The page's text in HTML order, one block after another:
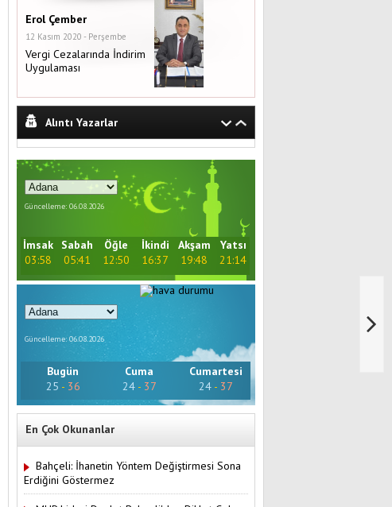
Erol Çember
12 Kasım 2020 - Perşembe
Vergi Cezalarında İndirim
Uygulaması
Alıntı Yazarlar
Güncelleme: 06.08.2026
İmsak
03:58
Sabah
05:41
Öğle
12:50
İkindi
16:37
Akşam
19:48
Yatsı
21:14
Güncelleme: 06.08.2026
Bugün
25 - 36
Cuma
24- 37
Cumartesi
24- 37
En Çok Okunanlar
Bahçeli: İhanetin Yöntem Değiştirmesi Sona
Erdiğini Göstermez